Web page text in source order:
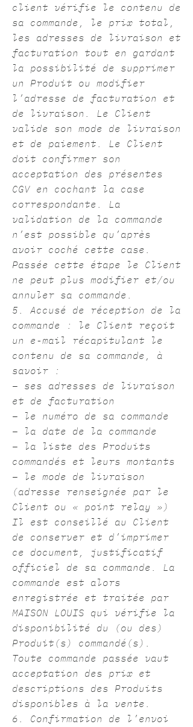
client vérifie le contenu de
sa commande, le prix total,
les adresses de livraison et
facturation tout en gardant
la possibilité de supprimer
un Produit ou modifier
l’adresse de facturation et
de livraison. Le Client
valide son mode de livraison
et de paiement. Le Client
doit confirmer son
acceptation des présentes
CGV en cochant la case
correspondante. La
validation de la commande
n’est possible qu’après
avoir coché cette case.
Passée cette étape le Client
ne peut plus modifier et/ou
annuler sa commande.
5. Accusé de réception de la
commande : le Client reçoit
un e-mail récapitulant le
contenu de sa commande, à
savoir :
– ses adresses de livraison
et de facturation
– le numéro de sa commande
– la date de la commande
– la liste des Produits
commandés et leurs montants
– le mode de livraison
(adresse renseignée par le
Client ou « point relay »)
Il est conseillé au Client
de conserver et d’imprimer
ce document, justificatif
officiel de sa commande. La
commande est alors
enregistrée et traitée par
MAISON LOUIS qui vérifie la
disponibilité du (ou des)
Produit(s) commandé(s).
Toute commande passée vaut
acceptation des prix et
descriptions des Produits
disponibles à la vente.
6. Confirmation de l’envoi